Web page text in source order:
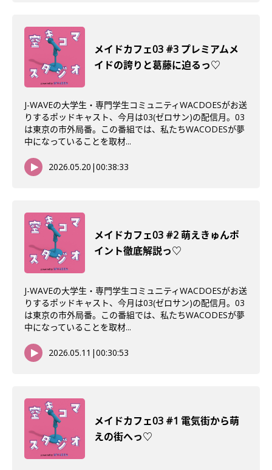
メイドカフェ03 #3 プレミアムメ
イドの誇りと葛藤に迫るっ♡
J-WAVEの大学生・専門学生コミュニティWACDOESがお送
りするポッドキャスト、今月は03(ゼロサン)の配信月。03
は東京の市外局番。この番組では、私たちWACODESが夢
中になっていることを取材...
2026.05.20 |00:38:33
メイドカフェ03 #2 萌えきゅんポ
イント徹底解説っ♡
J-WAVEの大学生・専門学生コミュニティWACDOESがお送
りするポッドキャスト、今月は03(ゼロサン)の配信月。03
は東京の市外局番。この番組では、私たちWACODESが夢
中になっていることを取材...
2026.05.11 |00:30:53
メイドカフェ03 #1 電気街から萌
えの街へっ♡